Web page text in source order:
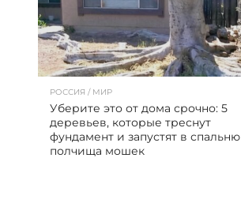
РОССИЯ / МИР
Уберите это от дома срочно: 5
деревьев, которые треснут
фундамент и запустят в спальню
полчища мошек